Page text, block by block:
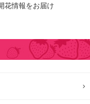
花情報をお届け